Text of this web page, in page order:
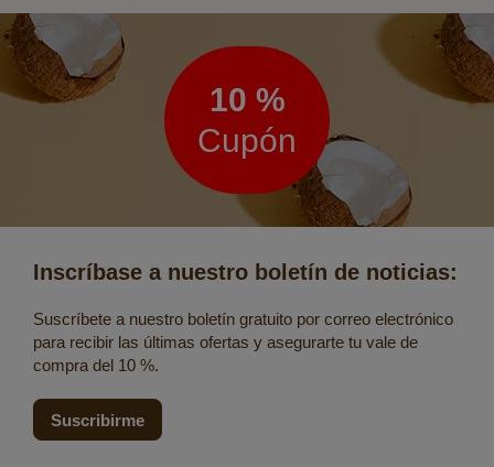
Boletín
de
noticias
10 %
Cupón
Inscríbase a nuestro boletín de noticias:
Suscríbete a nuestro boletín gratuito por correo electrónico
para recibir las últimas ofertas y asegurarte tu vale de
compra del 10 %.
Suscribirme